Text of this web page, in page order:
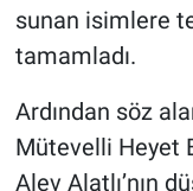
sunan isimlere
tamamladı.
Ardından söz
Mütevelli Heyet
Alev Alatlı’nın